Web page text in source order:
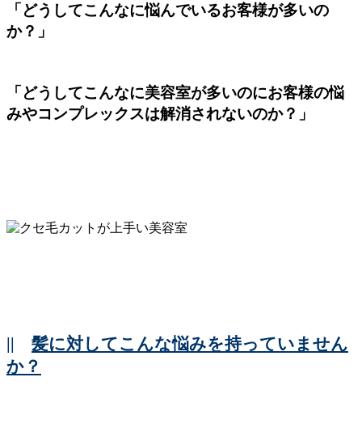
「どうしてこんなに悩んでいるお客様が多いの
か？」
「どうしてこんなに美容室が多いのにお客様の悩
みやコンプレックスは解消されないのか？」
|| 髪に対してこんな悩みを持っていません
か？